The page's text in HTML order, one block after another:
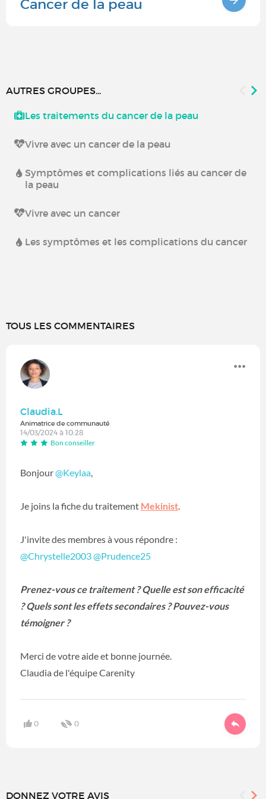
Cancer de la peau
AUTRES GROUPES...
Les traitements du cancer de la peau
Vivre avec un cancer de la peau
Symptômes et complications liés au cancer de
la peau
Vivre avec un cancer
Les symptômes et les complications du cancer
TOUS LES COMMENTAIRES
Claudia.L
Animatrice de communauté
14/03/2024 à 10:28
Bon conseiller
Bonjour@Keylaa,
Je joins la fiche du traitement Mekinist.
J'invite des membres à vous répondre :
@Chrystelle2003@Prudence25
Prenez-vous ce traitement ? Quelle est son efficacité
? Quels sont les effets secondaires ? Pouvez-vous
témoigner ?
Merci de votre aide et bonne journée.
Claudia de l'équipe Carenity
0 0
DONNEZ VOTRE AVIS